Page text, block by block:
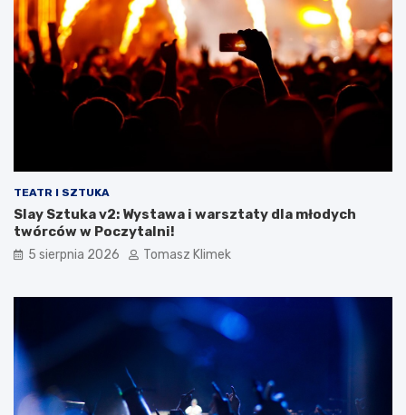
TEATR I SZTUKA
Slay Sztuka v2: Wystawa i warsztaty dla młodych
twórców w Poczytalni!
5 sierpnia 2026 Tomasz Klimek